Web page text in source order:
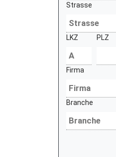
Strasse
LKZ PLZ
Firma
Branche